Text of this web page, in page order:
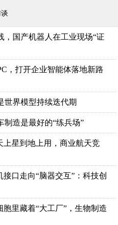
，国产机器人在工业现场“证
，打开企业智能体落地新路
世界模型持续迭代期
制造是最好的“练兵场”
上星到地上用，商业航天竞
口走向“脑器交互”：科技创
里藏着“大工厂”，生物制造